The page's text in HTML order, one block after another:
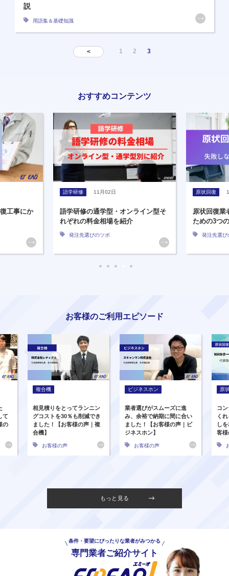
説
用語集＆基礎知識
< 1 2 3
おすすめコンテンツ
工事にか
語学研修 11月02日
語学研修の通学型・オンライン型そ
れぞれの料金相場を紹介
発注先選びのツボ
原状回復
原状回復業
ための3つ
発注先選び
お客様のご利用エピソード
て
の
複合機
相見積りをとってランニン
グコストを30％も削減でき
ました！【お客様の声｜複
合機】
お客様の声
ビジネスホン
業者選びがスムーズに進
み、余裕で納期に間に合い
ました！【お客様の声｜ビ
ジネスホン】
お客様の声
原
コ
く
し
客
もっと見る
条件・要望にぴったりな業者がみつかる
専門業者ご紹介サイト